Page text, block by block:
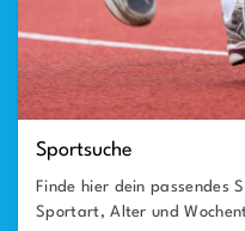
Sportsuche
Finde hier dein passendes
Sportart, Alter und